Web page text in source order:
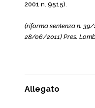
2001 n. 9515).
(riforma sentenza n. 39/
28/06/2011) Pres.
Allegato